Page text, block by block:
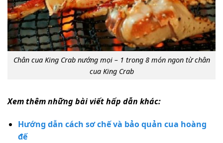
Chân cua King Crab nướng mọi – 1 trong 8 món ngon từ chân
cua King Crab
Xem thêm những bài viết hấp dẫn khác:
Hướng dẫn cách sơ chế và bảo quản cua hoàng
đế